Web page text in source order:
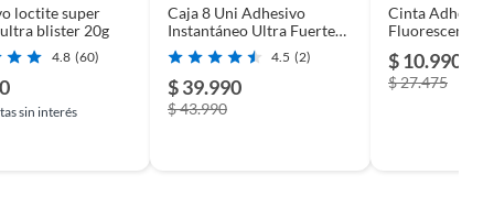
loctite super
blister 20g
4.8 (60)
sin interés
Caja 8 Uni Adhesivo
Instantáneo Ultra Fuerte
20g Loctite
4.5 (2)
$ 39.990
$ 43.990
Cinta Adhesiva
Fluorescente
$ 10.990
$ 27.475